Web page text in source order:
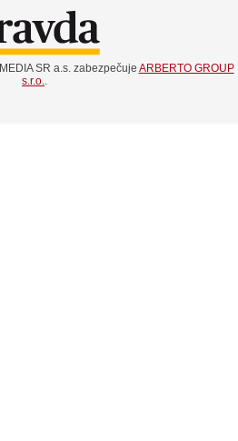
SR a.s. zabezpečuje ARBERTO GROUP
s.r.o..